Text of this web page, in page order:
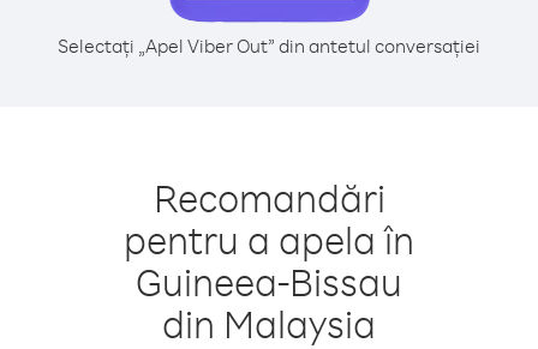
Selectați „Apel Viber Out” din antetul conversației
Recomandări
pentru a apela în
Guineea-Bissau
din Malaysia